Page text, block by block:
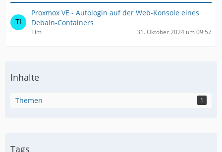
Proxmox VE - Autologin auf der Web-Konsole eines
Debain-Containers
Tim 31. Oktober 2024 um 09:57
Inhalte
Themen 1
Tags